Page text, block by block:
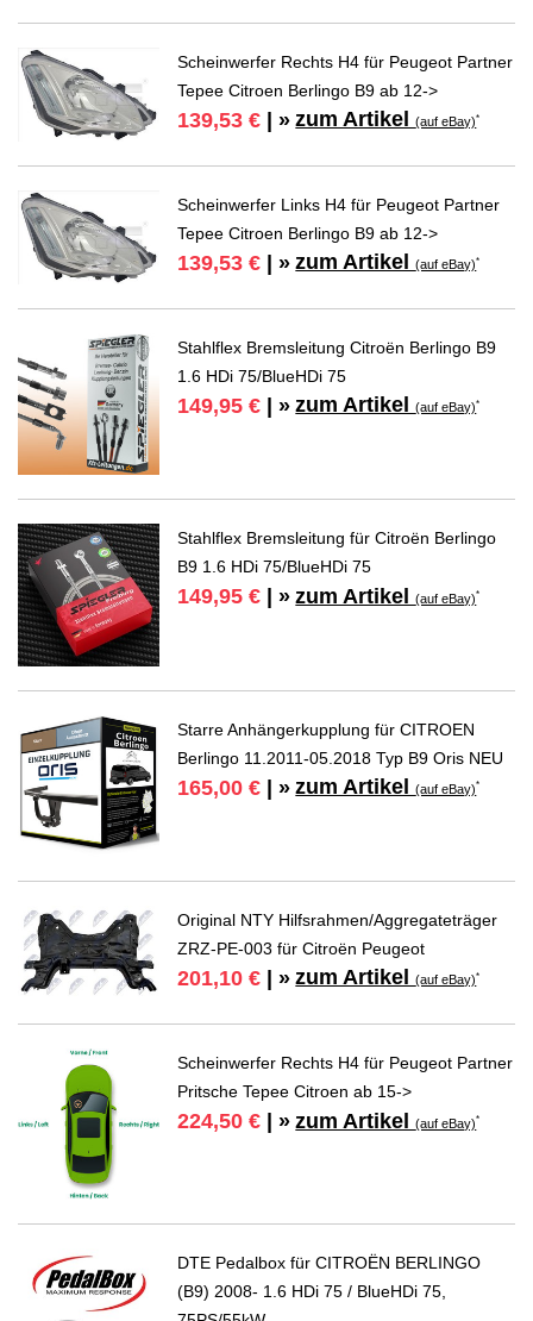
Scheinwerfer Rechts H4 für Peugeot Partner
Tepee Citroen Berlingo B9 ab 12->
139,53 € | » zum Artikel(auf eBay)*
Scheinwerfer Links H4 für Peugeot Partner
Tepee Citroen Berlingo B9 ab 12->
139,53 € | » zum Artikel(auf eBay)*
Stahlflex Bremsleitung Citroën Berlingo B9
1.6 HDi 75/BlueHDi 75
149,95 € | » zum Artikel(auf eBay)*
Stahlflex Bremsleitung für Citroën Berlingo
B9 1.6 HDi 75/BlueHDi 75
149,95 € | » zum Artikel(auf eBay)*
Starre Anhängerkupplung für CITROEN
Berlingo 11.2011-05.2018 Typ B9 Oris NEU
165,00 € | » zum Artikel(auf eBay)*
Original NTY Hilfsrahmen/Aggregateträger
ZRZ-PE-003 für Citroën Peugeot
201,10 € | » zum Artikel(auf eBay)*
Scheinwerfer Rechts H4 für Peugeot Partner
Pritsche Tepee Citroen ab 15->
224,50 € | » zum Artikel(auf eBay)*
DTE Pedalbox für CITROËN BERLINGO
(B9) 2008- 1.6 HDi 75 / BlueHDi 75,